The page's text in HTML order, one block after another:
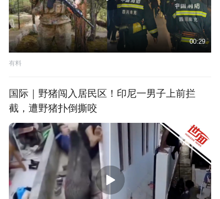
00:29
有料
国际｜野猪闯入居民区！印尼一男子上前拦
截，遭野猪扑倒撕咬